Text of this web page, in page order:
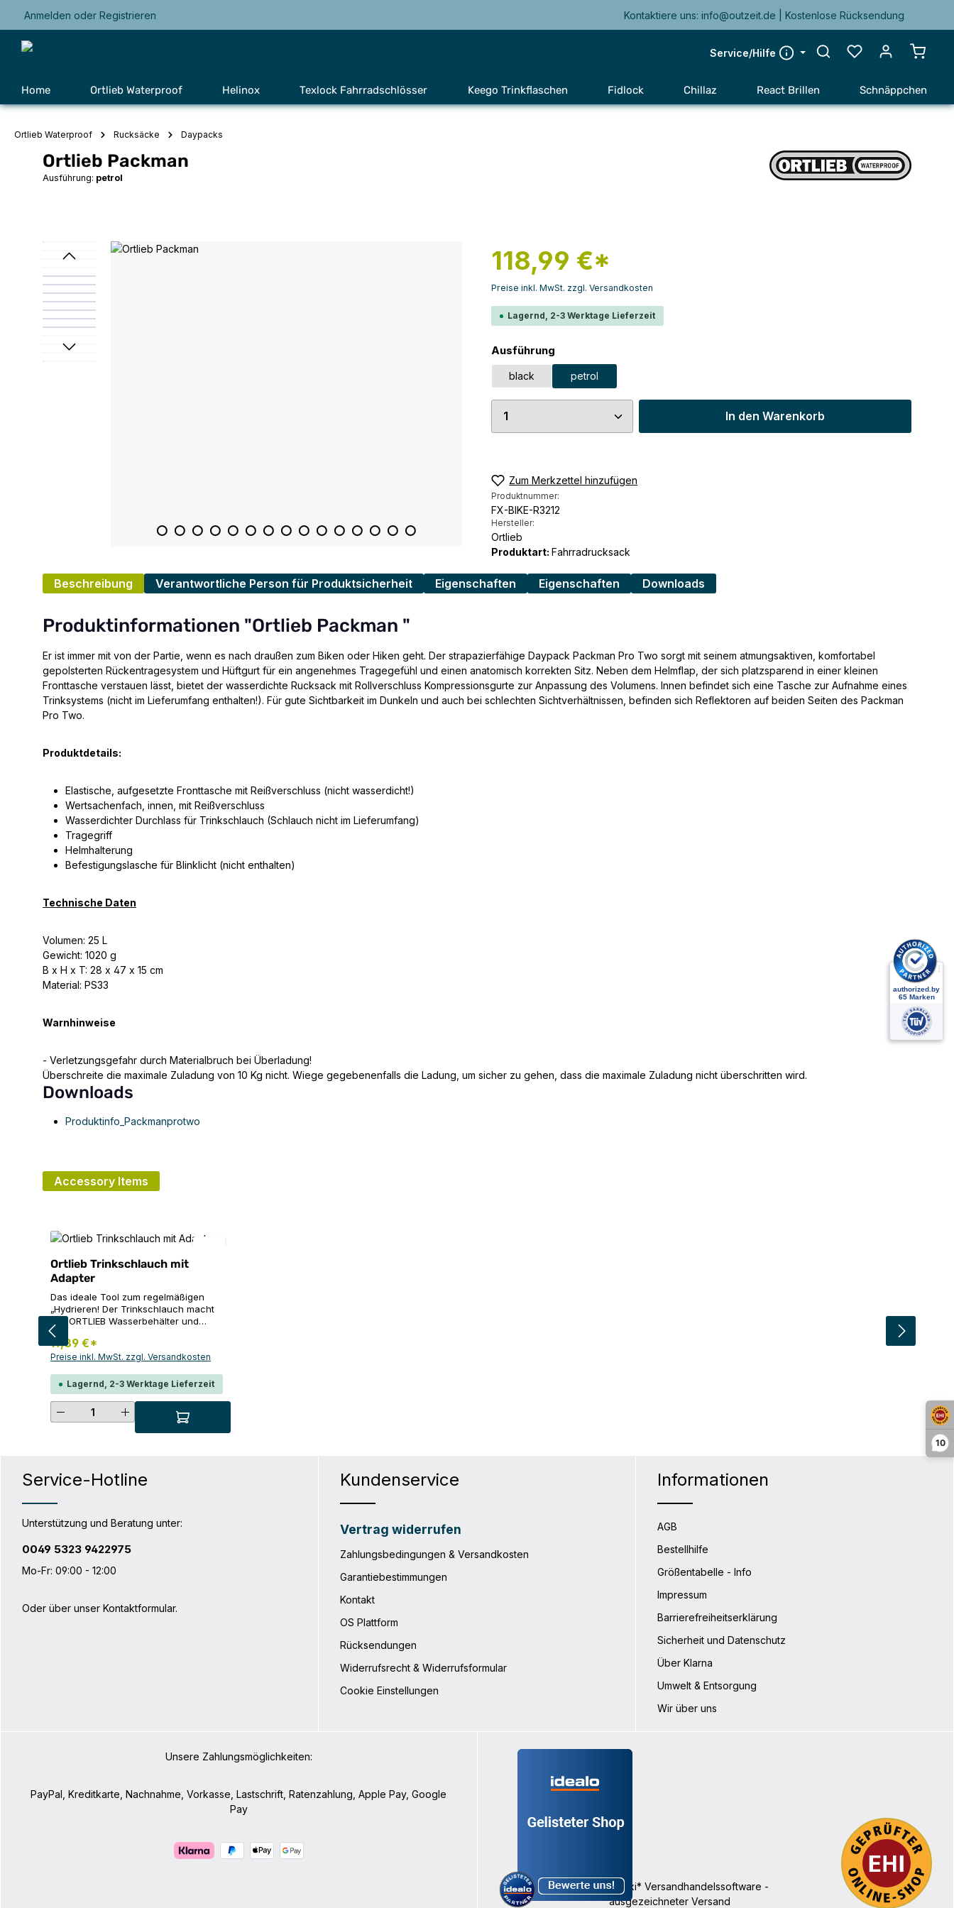
10
Hauptnavigation springen
Anmelden oder Registrieren Kontaktiere uns: info@outzeit.de | Kostenlose Rücksendung
Service/Hilfe
Home Ortlieb Waterproof Helinox Texlock Fahrradschlösser Keego Trinkflaschen Fidlock Chillaz React Brillen Schnäppchen
Ortlieb Waterproof Rucksäcke Daypacks
Ortlieb Packman
Ausführung: petrol
Bildergalerie überspringen 118,99 €*
Preise inkl. MwSt. zzgl. Versandkosten
Lagernd, 2-3 Werktage Lieferzeit
Ausführung
black petrol
Produkt Anzahl: Gib den gewünschten Wert ein oder
In den Warenkorb
Zum Merkzettel hinzufügen
Produktnummer:
FX-BIKE-R3212
Hersteller:
Ortlieb
Produktart: Fahrradrucksack
Beschreibung Verantwortliche Person für Produktsicherheit Eigenschaften Eigenschaften Downloads
Produktinformationen "Ortlieb Packman "
Er ist immer mit von der Partie, wenn es nach draußen zum Biken oder Hiken geht. Der strapazierfähige Daypack Packman Pro Two sorgt mit seinem atmungsaktiven, komfortabel
gepolsterten Rückentragesystem und Hüftgurt für ein angenehmes Tragegefühl und einen anatomisch korrekten Sitz. Neben dem Helmflap, der sich platzsparend in einer kleinen
Fronttasche verstauen lässt, bietet der wasserdichte Rucksack mit Rollverschluss Kompressionsgurte zur Anpassung des Volumens. Innen befindet sich eine Tasche zur Aufnahme eines
Trinksystems (nicht im Lieferumfang enthalten!). Für gute Sichtbarkeit im Dunkeln und auch bei schlechten Sichtverhältnissen, befinden sich Reflektoren auf beiden Seiten des Packman
Pro Two.
Produktdetails:
Elastische, aufgesetzte Fronttasche mit Reißverschluss (nicht wasserdicht!)
Wertsachenfach, innen, mit Reißverschluss
Wasserdichter Durchlass für Trinkschlauch (Schlauch nicht im Lieferumfang)
Tragegriff
Helmhalterung
Befestigungslasche für Blinklicht (nicht enthalten)
Technische Daten
Volumen: 25 L
Gewicht: 1020 g
B x H x T: 28 x 47 x 15 cm
Material: PS33
Warnhinweise
- Verletzungsgefahr durch Materialbruch bei Überladung!
Überschreite die maximale Zuladung von 10 Kg nicht. Wiege gegebenenfalls die Ladung, um sicher zu gehen, dass die maximale Zuladung nicht überschritten wird.
Downloads
Produktinfo_Packmanprotwo
Accessory Items
Ortlieb Trinkschlauch mit
Adapter
Das ideale Tool zum regelmäßigen
„Hydrieren! Der Trinkschlauch macht
alle ORTLIEB Wasserbehälter und
handelsüblichen PET-Flaschen im
Handumdrehen zum mobilen
Trinksystem: einfach Dosierventil
Wasserbeutel ganz einführen und die
Schraubkappe mit Ventil aufschrauben.
Der 95 cm lange Trinkschlauch ist mit
einem verschließbaren Beißventil und
einer Schutzkappe ausgestattet.
für hygienische Reinigung Gewicht: 70
19,89 €*
Preise inkl. MwSt. zzgl. Versandkosten
Lagernd, 2-3 Werktage Lieferzeit
Produkt Anzahl: Gib den gewünschten Wert ein oder benutze die Schaltflächen um die Anzahl zu erhöhen
Service-Hotline
Unterstützung und Beratung unter:
0049 5323 9422975
Mo-Fr: 09:00 - 12:00
Oder über unser Kontaktformular.
Kundenservice
Vertrag widerrufen
Zahlungsbedingungen & Versandkosten
Garantiebestimmungen
Kontakt
OS Plattform
Rücksendungen
Widerrufsrecht & Widerrufsformular
Cookie Einstellungen
Informationen
AGB
Bestellhilfe
Größentabelle - Info
Impressum
Barrierefreiheitserklärung
Sicherheit und Datenschutz
Über Klarna
Umwelt & Entsorgung
Wir über uns
Unsere Zahlungsmöglichkeiten:
PayPal, Kreditkarte, Nachnahme, Vorkasse, Lastschrift, Ratenzahlung, Apple Pay, Google
Pay